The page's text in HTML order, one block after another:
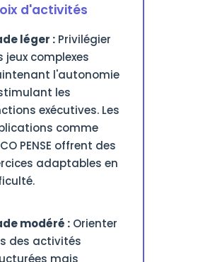
d'activités
léger :Privilégier
jeux complexes
l'autonomie
les
exécutives. Les
comme
PENSE offrent des
adaptables en
modéré :Orienter
des activités